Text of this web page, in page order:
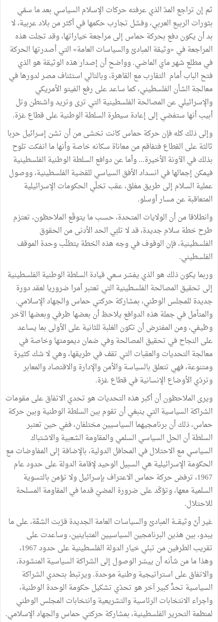
ثم إن تراجع المدّ الذي عرفته حركات الإسلام السياسي بعد ما سمّي
بثورات الربيع العربي، وفشل تجارب حكمها في أكثر من بلاد عربية، لا
بد أن يكون دفع بحركة حماس إلى مراجعة خياراتها، وقد تجلت هذه
المراجعة في «وثيقة المبادئ والسياسات العامة» التي أصدرتها الحركة
في مطلع شهر ماي الماضي. وواضح أن إصدار هذه الوثيقة هو الذي
فتح الباب أمام التقارب مع القاهرة، وبالتالي استئناف مصر لدورها في
معالجة الشأن الفلسطيني، كما ساعد على رفع الفيتو الأمريكي
والإسرائيلي عن المصالحة الفلسطينية التي ترى وتريد واشنطن وتل
أبيب أنها ستفضي إلى إعادة سيطرة السلطة الوطنية على قطاع غزة.
وإلى ذلك كله فإن حركة حماس كانت تخشى من أن تشن إسرائيل حربا
ثالثة على القطاع فتفاقم من معاناة سكانه خاصة وأنها ما انفكت تلوح
بذلك في الآونة الأخيرة... وأما عن دوافع السلطة الوطنية الفلسطينية
فيمكن إجمالها في انسداد الأفق السياسي للقضية الفلسطينية، ووصول
عملية السلام إلى طريق مغلق، عقب تخلّي الحكومات الإسرائيلية
المتعاقبة عن مسار أوسلو.
وانطلاقا من أن الولايات المتحدة، حسـب ما يتوقّع الملاحظون، تعتزم
طرح خطة سلام جديدة، قد لا تلبّي الحد الأدنى من الحقوق
الفلسطينية، فإن الوقوف في وجه هذه الخطة يتطلّب وحدة الموقف
الفلسطيني.
وربما يكون ذلك هو الذي يفسّر سعي قيادة السلطة الوطنية الفلسطينية
إلى تحقيق المصالحة الفلسطينية التي تعتبر أمرا ضروريا لعقد دورة
جديدة للمجلس الوطني، بمشاركة حركتي حماس والجهاد الإسلامي.
والمتأمل في جملة هذه الدوافع يلاحظ أن بعضها ظرفي وبعضها الآخر
وظيفي، ومن المفترض أن تكون الغلبة للثانية على الأولى بما يساعد
على النجاح في تحقيق المصالحة وفي ضمان ديمومتها وخاصة في
معالجة التحديات والعقبات التي تقف في طريقها، وهي لا شك كثيرة
ومتنوعة، فهي تتعلق بالسياسة والأمن والإدارة والاقتصاد والمعابر
وتردّي الأوضاع الإنسانية في قطاع غزة.
ويرى الملاحظون أن أكبر هذه التحديات هو تحدي الاتفاق على مقومات
الشراكة السياسية التي ينبغي أن تقوم بين السلطة الوطنية وبين حركة
حماس، ذلك أن برنامجيهما السياسيين مختلفان، ففي حين تعتبر
السلطة أن الحل السياسي السلمي والمقاومة الشعبية والاشتباك
السياسي مع الاحتلال في المحافل الدولية، بالإضافة إلى المفاوضات مع
الحكومة الإسرائيلية هي السبيل الوحيد لإقامة الدولة على حدود عام
1967، ترفض حركة حماس الاعتراف بإسرائيل ولا تؤمن بالتسوية
السلمية معها، وتؤكّد على ضرورة المضيّ قدما في المقاومة المسلحة
للاحتلال.
غير أنّ وثيقـــة المبادئ والسياسات العامة الجديدة قرّبت الشقّة، على ما
يبدو، بين هذين البرنامجين السياسيين المتباينين، وساعدت على
تقريب الطرفين من تبنّي خيار الدولة الفلسطينية على حدود 1967،
وهذا ما من شأنه أن ييسّر الوصول إلى الشراكة السياسية المنشودة،
والاتفاق على استراتيجية وطنية موحدة. ويرتبط بتحدي الشراكة
السياسية تحدٍّ كبير آخر هو تحدّي تشكيل حكومة الوحدة الوطنية،
واجراء الانتخابات الرئاسية والتشريعية وانتخابات المجلس الوطني
لمنظمة التحرير الفلسطينية، بمشاركة حركتي حماس والجهاد الإسلامي.